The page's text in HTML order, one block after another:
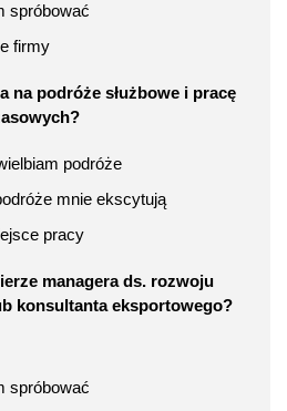
spróbować
firmy
na podróże służbowe i pracę
podróże
mnie ekscytują
pracy
managera ds. rozwoju
konsultanta eksportowego?
spróbować